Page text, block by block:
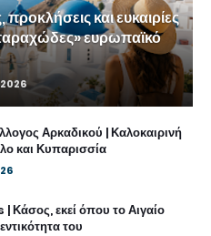
και ευκαιρίες
ευρωπαϊκό
Αρκαδικού | Καλοκαιρινή
και Κυπαρισσία
εκεί όπου το Αιγαίο
του